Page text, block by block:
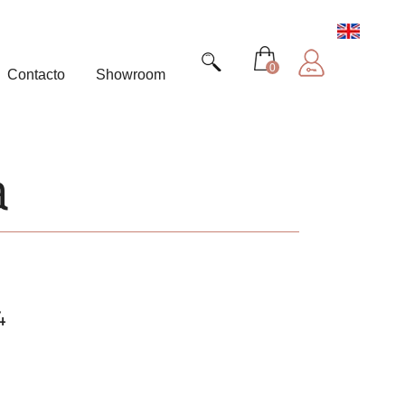
Contacto Showroom 0